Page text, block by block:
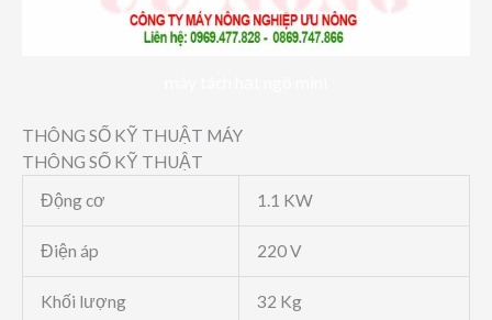
THÔNG SỐ KỸ THUẬT MÁY
THÔNG SỐ KỸ THUẬT
Động cơ
1.1 KW
Điện áp 220 V
Khối lượng 32 Kg